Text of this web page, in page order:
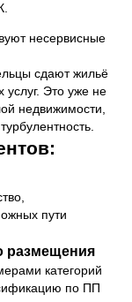
несервисные
сдают жильё
услуг. Это уже не
недвижимости,
пути
размещения
категорий
по ПП